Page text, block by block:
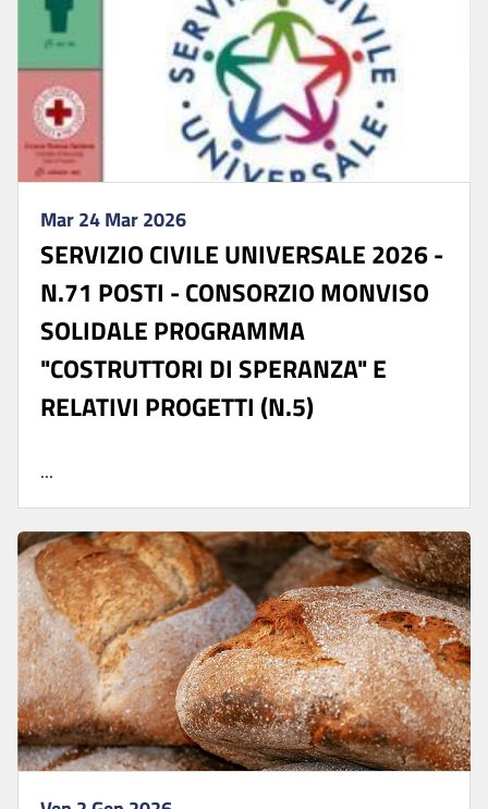
Mar 24 Mar 2026
SERVIZIO CIVILE UNIVERSALE 2026 -
N.71 POSTI - CONSORZIO MONVISO
SOLIDALE PROGRAMMA
"COSTRUTTORI DI SPERANZA" E
RELATIVI PROGETTI (N.5)
...